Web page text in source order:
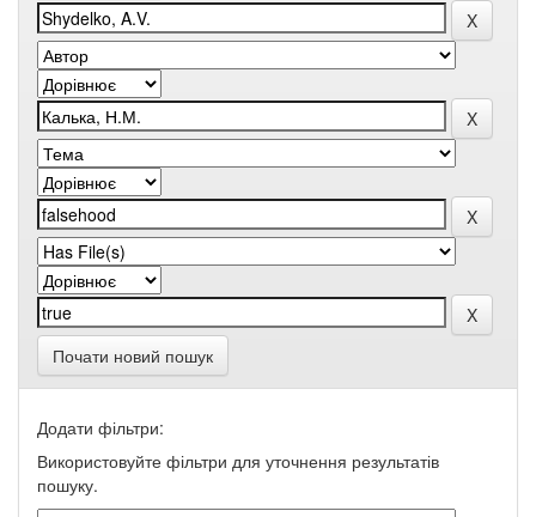
Почати новий пошук
Додати фільтри:
Використовуйте фільтри для уточнення результатів
пошуку.